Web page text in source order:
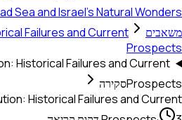
Dead Sea
Two-State Solution: Historical
Two-State Solution:
Two-State Solution: